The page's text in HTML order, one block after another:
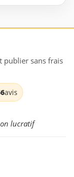
publier sans frais
avis
lucratif